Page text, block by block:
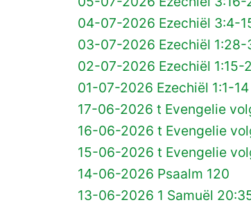
04-07-2026 Ezechiël 3:4-
03-07-2026 Ezechiël 1:28-
02-07-2026 Ezechiël 1:15-
01-07-2026 Ezechiël 1:1-14
17-06-2026 t Evengelie
16-06-2026 t Evengelie
15-06-2026 t Evengelie
14-06-2026 Psaalm 120
13-06-2026 1 Samuël